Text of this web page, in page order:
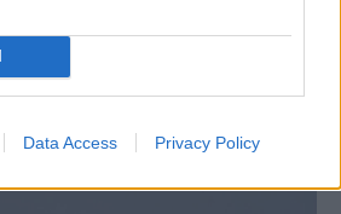
Data Access Privacy Policy